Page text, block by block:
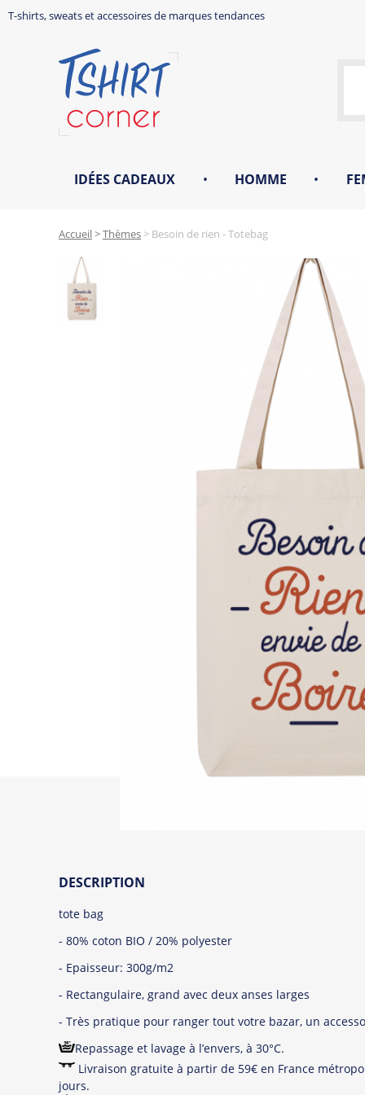
T-shirts, sweats et accessoires de marques tendances
IDÉES CADEAUX • HOMME •
Accueil>Thèmes > Besoin de rien - Totebag
DESCRIPTION
tote bag
- 80% coton BIO / 20% polyester
- Epaisseur: 300g/m2
- Rectangulaire, grand avec deux anses larges
- Très pratique pour ranger tout votre bazar, un
Repassage et lavage à l’envers, à 30°C.
Livraison gratuite à partir de 59€ en France
jours.